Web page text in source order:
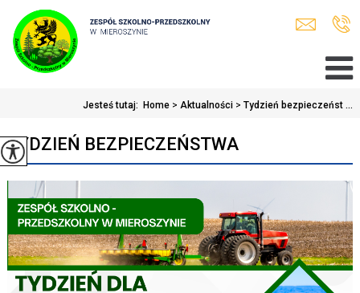
Jesteś tutaj: Home > Aktualności > Tydzień bezpieczeńst ...
TYDZIEŃ BEZPIECZEŃSTWA